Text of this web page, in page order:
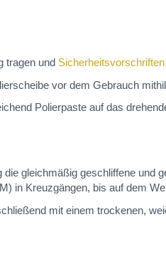
tragen und Sicherheitsvorschriften
vor dem Gebrauch
Polierpaste auf das
die gleichmäßig geschliffene und
in Kreuzgängen, bis auf dem
mit einem trockenen,